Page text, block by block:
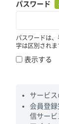
パスワード
パスワードは
字は区別されま
表示する
サービ
会員登録
信サービ